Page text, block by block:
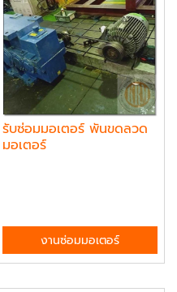
รับซ่อมมอเตอร์ พันขดลวด
มอเตอร์
งานซ่อมมอเตอร์